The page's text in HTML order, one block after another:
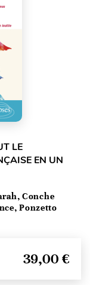
LE
EN UN
Conche
Ponzetto
39,00 €